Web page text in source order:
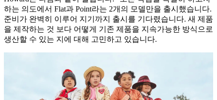
하는 의도에서 Flat과 Point라는 2개의 모델만을 출시했습니다.
준비가 완벽히 이루어 지기까지 출시를 기다렸습니다. 새 제품
을 제작하는 것 보다 어떻게 기존 제품을 지속가능한 방식으로
생산할 수 있는 지에 대해 고민하고 있습니다.